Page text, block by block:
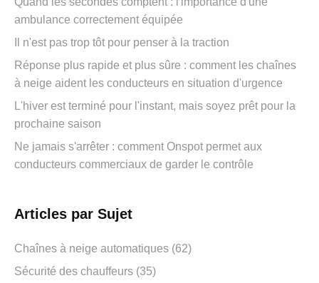
ambulance correctement équipée
Il n'est pas trop tôt pour penser à la traction
Réponse plus rapide et plus sûre : comment les chaînes
à neige aident les conducteurs en situation d'urgence
L'hiver est terminé pour l'instant, mais soyez prêt pour la
prochaine saison
Ne jamais s'arrêter : comment Onspot permet aux
conducteurs commerciaux de garder le contrôle
Articles par Sujet
Chaînes à neige automatiques (62)
Sécurité des chauffeurs (35)